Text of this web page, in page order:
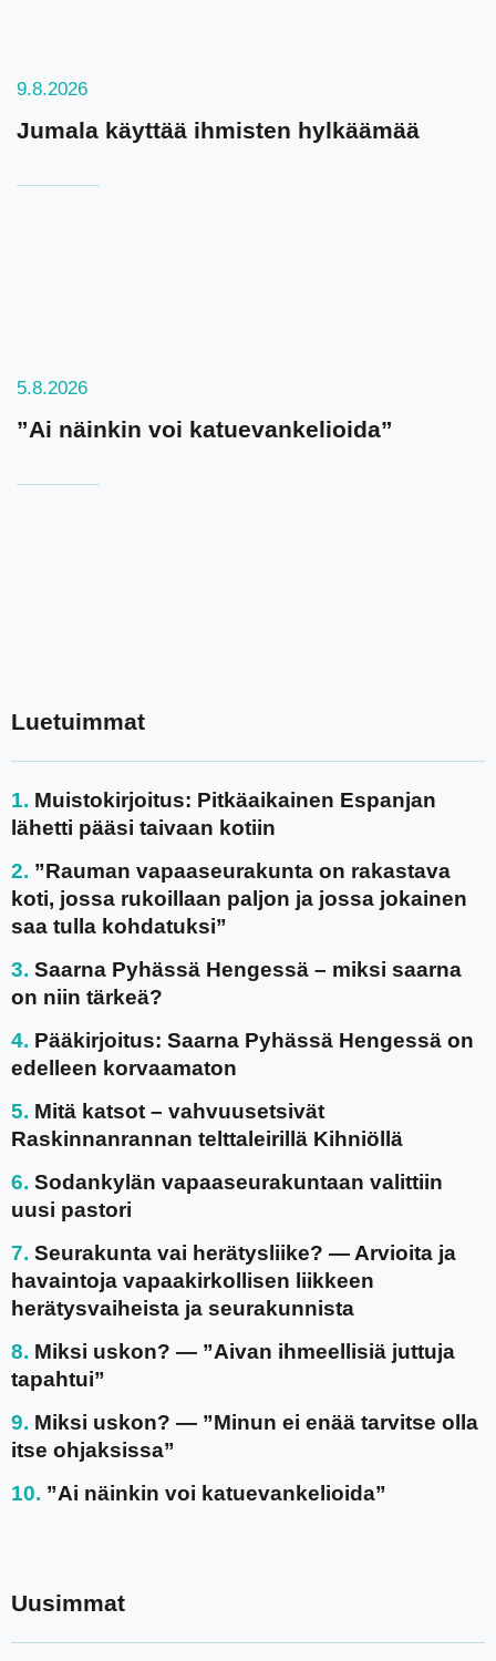
9.8.2026
Jumala käyttää ihmisten hylkäämää
5.8.2026
”Ai näinkin voi katuevankelioida”
Luetuimmat
Muistokirjoitus: Pitkäaikainen Espanjan
lähetti pääsi taivaan kotiin
”Rauman vapaaseurakunta on rakastava
koti, jossa rukoillaan paljon ja jossa jokainen
saa tulla kohdatuksi”
Saarna Pyhässä Hengessä – miksi saarna
on niin tärkeä?
Pääkirjoitus: Saarna Pyhässä Hengessä on
edelleen korvaamaton
Mitä katsot – vahvuusetsivät
Raskinnanrannan telttaleirillä Kihniöllä
Sodankylän vapaaseurakuntaan valittiin
uusi pastori
Seurakunta vai herätysliike? — Arvioita ja
havaintoja vapaakirkollisen liikkeen
herätysvaiheista ja seurakunnista
Miksi uskon? — ”Aivan ihmeellisiä juttuja
tapahtui”
Miksi uskon? — ”Minun ei enää tarvitse olla
itse ohjaksissa”
”Ai näinkin voi katuevankelioida”
Uusimmat